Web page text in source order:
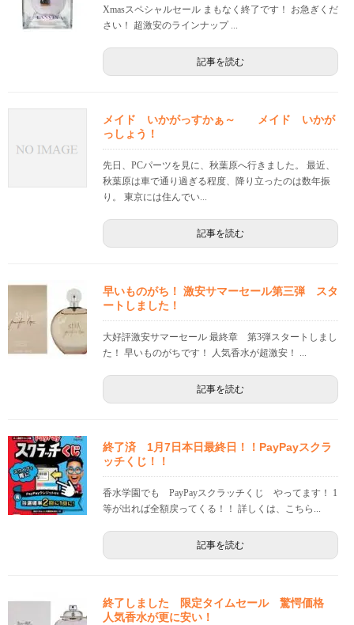
Xmasスペシャルセール まもなく終了です！ お急ぎくだ
さい！ 超激安のラインナップ ...
記事を読む
メイド いかがっすかぁ～ メイド いかが
っしょう！
先日、PCパーツを見に、秋葉原へ行きました。 最近、
秋葉原は車で通り過ぎる程度、降り立ったのは数年振
り。 東京には住んでい...
記事を読む
早いものがち！ 激安サマーセール第三弾 スタ
ートしました！
大好評激安サマーセール 最終章 第3弾スタートしまし
た！ 早いものがちです！ 人気香水が超激安！ ...
記事を読む
終了済 1月7日本日最終日！！PayPayスクラ
ッチくじ！！
香水学園でも PayPayスクラッチくじ やってます！ 1
等が出れば全額戻ってくる！！ 詳しくは、こちら...
記事を読む
終了しました 限定タイムセール 驚愕価格
人気香水が更に安い！